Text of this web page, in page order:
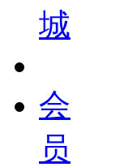
城
会
员